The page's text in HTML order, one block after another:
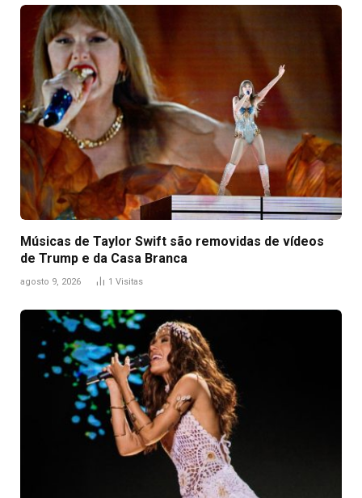
Músicas de Taylor Swift são removidas de vídeos
de Trump e da Casa Branca
agosto 9, 2026 1 Visitas